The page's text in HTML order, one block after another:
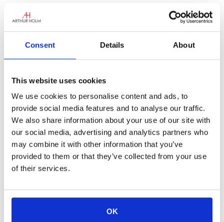
Consent Details About
This website uses cookies
We use cookies to personalise content and ads, to
provide social media features and to analyse our traffic.
We also share information about your use of our site with
our social media, advertising and analytics partners who
may combine it with other information that you’ve
provided to them or that they’ve collected from your use
of their services.
OK
Sent la màgia a l’estand d’Arthur Holm, on la
innovació es troba amb la inspiració! Uneix-te
a nosaltres al’estand C5169 a
InfoCommUSA 2024per a un viatge
immersiu cap al futur de la tecnologia de les
elevar el disseny de la vostra sala de